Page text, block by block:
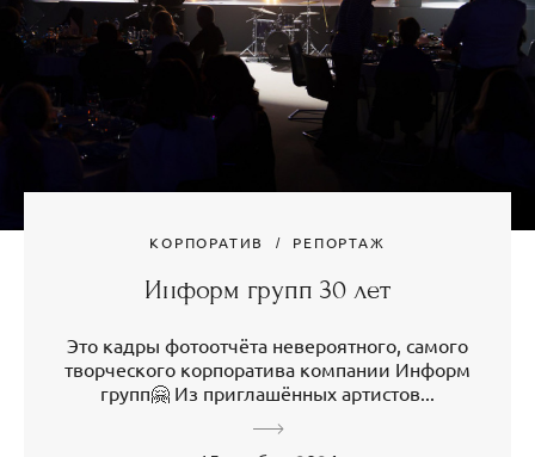
КОРПОРАТИВ РЕПОРТАЖ
Информ групп 30 лет
Это кадры фотоотчёта невероятного, самого
творческого корпоратива компании Информ
групп🤗 Из приглашённых артистов...